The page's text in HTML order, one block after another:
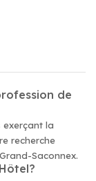
de
exerçant la
recherche
Saconnex.